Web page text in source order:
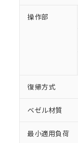
操作部
復帰方式
ベゼル材質
最小適用負荷